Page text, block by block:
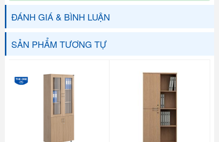
ĐÁNH GIÁ & BÌNH LUẬN
SẢN PHẨM TƯƠNG TỰ